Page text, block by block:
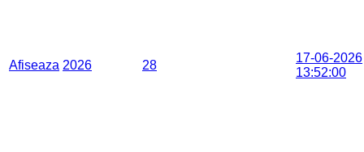
Afiseaza 2026 28
17-06-2026
13:52:00